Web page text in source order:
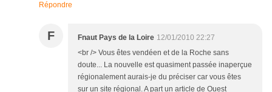
Répondre
F Fnaut Pays de la Loire 12/01/2010 22:27
<br /> Vous êtes vendéen et de la Roche sans
doute... La nouvelle est quasiment passée inaperçue
régionalement aurais-je du préciser car vous êtes
sur un site régional. A part un article de Ouest